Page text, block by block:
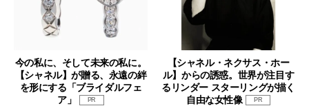
今の私に、そして未来の私に。
【シャネル】が贈る、永遠の絆
を形にする「ブライダルフェ
ア」
PR
【シャネル・ネクサス・ホー
ル】からの誘惑。世界が注目す
るリンダー スターリングが描く
自由な女性像
PR